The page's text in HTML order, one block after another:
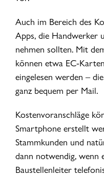
Auch im Bereich des
Apps, die Handwerker
nehmen sollten. Mit
können etwa EC-
eingelesen werden –
ganz bequem per Mail.
Kostenvoranschläge
Smartphone erstellt
Stammkunden und
dann notwendig, wenn
Baustellenleiter